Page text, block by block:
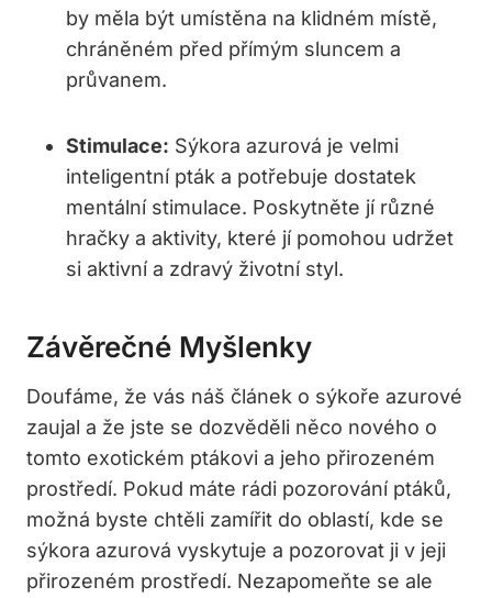
by měla být umístěna na klidném místě,
chráněném před přímým sluncem a
průvanem.
Stimulace: Sýkora azurová je velmi
inteligentní pták a potřebuje dostatek
mentální stimulace. Poskytněte jí různé
hračky a aktivity, které jí pomohou udržet
si aktivní a zdravý životní styl.
Závěrečné Myšlenky
Doufáme, že vás náš článek o sýkoře azurové
zaujal a že jste se dozvěděli něco nového o
tomto exotickém ptákovi a jeho přirozeném
prostředí. Pokud máte rádi pozorování ptáků,
možná byste chtěli zamířit do oblastí, kde se
sýkora azurová vyskytuje a pozorovat ji v jeji
přirozeném prostředí. Nezapomeňte se ale